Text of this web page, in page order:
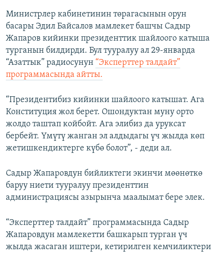
Министрлер кабинетинин төрагасынын орун
басары Эдил Байсалов мамлекет башчы Садыр
Жапаров кийинки президенттик шайлоого катыша
турганын билдирди. Бул тууралуу ал 29-январда
“Азаттык” радиосунун “Эксперттер талдайт”
программасында айтты.
“Президентибиз кийинки шайлоого катышат. Ага
Конституция жол берет. Ошондуктан муну орто
жолдо таштап койбойт. Ага элибиз да уруксат
бербейт. Үмүтү жанган эл алдыдагы үч жылда көп
жетишкендиктерге күбө болот”, - деди ал.
Садыр Жапаровдун бийликтеги экинчи мөөнөткө
баруу ниети тууралуу президенттин
администрациясы азырынча маалымат бере элек.
“Эксперттер талдайт” программасында Садыр
Жапаровдун мамлекетти башкарып турган үч
жылда жасаган иштери, кетирилген кемчиликтери